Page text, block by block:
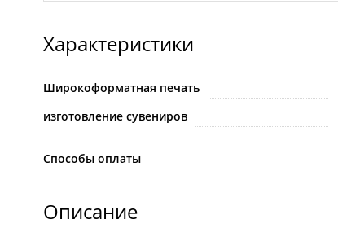
Характеристики
Широкоформатная печать
изготовление сувениров
Способы оплаты
Описание